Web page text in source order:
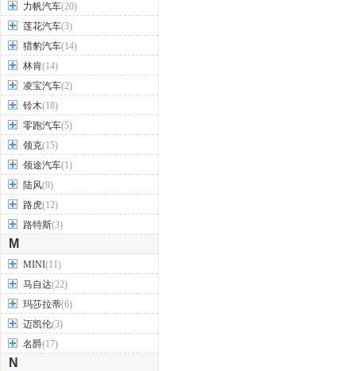
力帆汽车(20)
莲花汽车(3)
猎豹汽车(14)
林肯(14)
凌宝汽车(2)
铃木(18)
零跑汽车(5)
领克(15)
领途汽车(1)
陆风(9)
路虎(12)
路特斯(3)
M
MINI(11)
马自达(22)
玛莎拉蒂(6)
迈凯伦(3)
名爵(17)
N